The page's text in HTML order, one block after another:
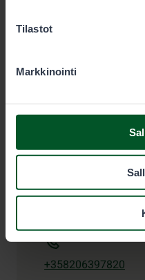
Tilastot
Markkinointi
Tiedekeskus
+358206397820